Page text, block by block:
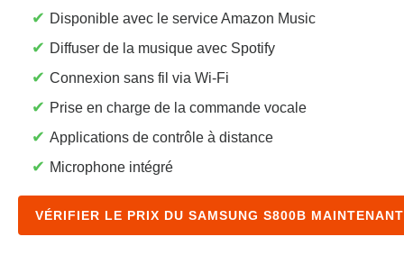
✔ Disponible avec le service Amazon Music
✔ Diffuser de la musique avec Spotify
✔ Connexion sans fil via Wi-Fi
✔ Prise en charge de la commande vocale
✔ Applications de contrôle à distance
✔ Microphone intégré
VÉRIFIER LE PRIX DU SAMSUNG S800B MAINTENANT